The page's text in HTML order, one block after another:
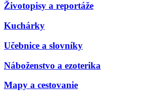
Životopisy a reportáže
Kuchárky
Učebnice a slovníky
Náboženstvo a ezoterika
Mapy a cestovanie